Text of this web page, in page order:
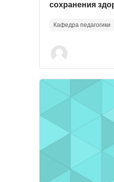
сохранения
Кафедра педагогики
Course image"